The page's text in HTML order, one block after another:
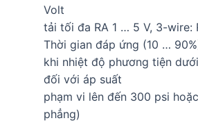
Volt
tải tối đa RA 1 … 5 V, 3-wire:
Thời gian đáp ứng (10 …
khi nhiệt độ phương tiện
đối với áp suất
phạm vi lên đến 300 psi
phẳng)